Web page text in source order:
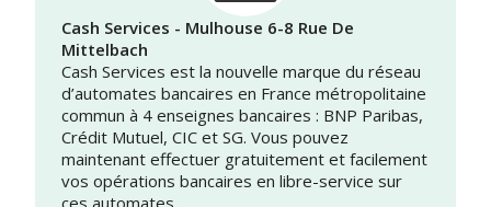
Cash Services - Mulhouse 6-8 Rue De
Mittelbach
Cash Services est la nouvelle marque du réseau
d’automates bancaires en France métropolitaine
commun à 4 enseignes bancaires : BNP Paribas,
Crédit Mutuel, CIC et SG. Vous pouvez
maintenant effectuer gratuitement et facilement
vos opérations bancaires en libre-service sur
ces automates.